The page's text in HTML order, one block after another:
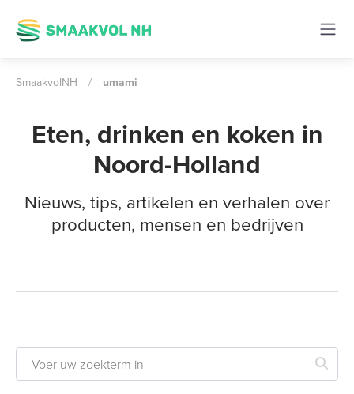
SmaakvolNH / umami
Eten, drinken en koken in
Noord-Holland
Nieuws, tips, artikelen en verhalen over
producten, mensen en bedrijven